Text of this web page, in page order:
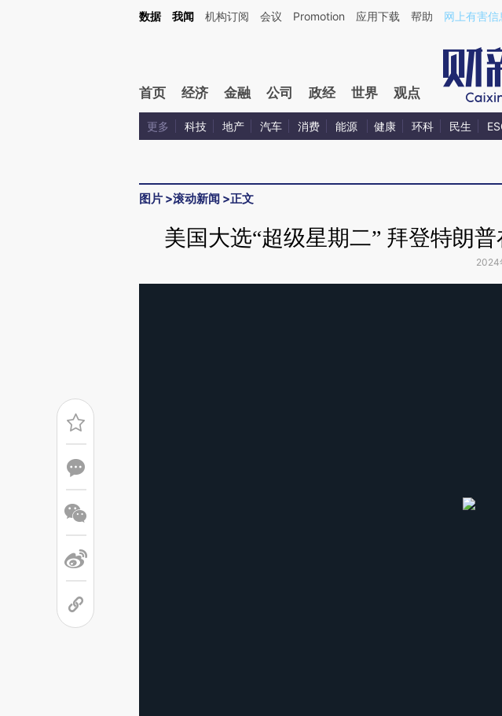
数据 我闻 机构订阅 会议 Promotion 应用下载 帮助 网上有害
首页 经济 金融 公司 政经 世界 观点
更多 科技 地产 汽车 消费 能源 健康 环科 民生
图片 >滚动新闻 >正文
美国大选“超级星期二” 拜登特朗
2024